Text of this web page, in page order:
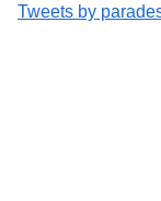
Tweets by